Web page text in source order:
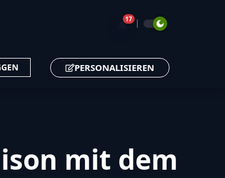
🔔17
PERSONALISIEREN
mit dem